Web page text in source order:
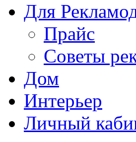
Для
Прайс
Советы
Дом
Интерьер
Личный